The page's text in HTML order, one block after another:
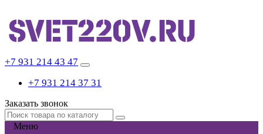
+7 931 214 43 47
+7 931 214 37 31
Заказать звонок
Меню